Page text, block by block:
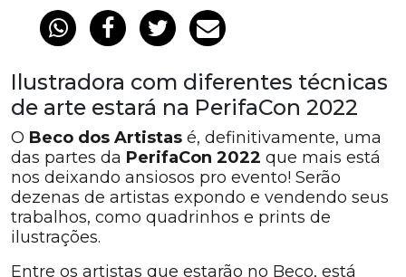
Ilustradora com diferentes técnicas
de arte estará na PerifaCon 2022
O Beco dos Artistas é, definitivamente, uma
das partes da PerifaCon 2022 que mais está
nos deixando ansiosos pro evento! Serão
dezenas de artistas expondo e vendendo seus
trabalhos, como quadrinhos e prints de
ilustrações.
Entre os artistas que estarão no Beco, está